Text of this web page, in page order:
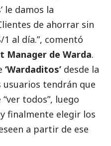
le damos la
de ahorrar sin
al día.”, comentó
Manager de Warda.
‘Wardaditos’ desde la
usuarios tendrán que
todos”, luego
finalmente elegir los
a partir de ese